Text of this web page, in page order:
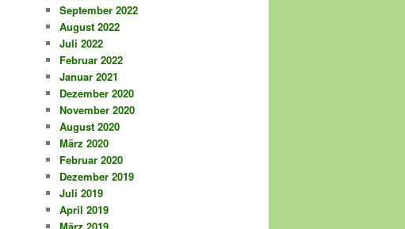
September 2022
August 2022
Juli 2022
Februar 2022
Januar 2021
Dezember 2020
November 2020
August 2020
März 2020
Februar 2020
Dezember 2019
Juli 2019
April 2019
März 2019